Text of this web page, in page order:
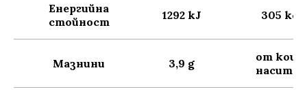
Енергийна
стойност
1292 kJ 305
Мазнини 3,9 g
от